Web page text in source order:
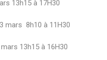
13h15 à 17H30
mars 8h10 à 11H30
13h15 à 16H30